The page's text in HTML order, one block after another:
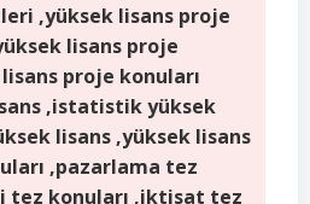
,yüksek lisans proje
lisans proje
proje konuları
,istatistik yüksek
lisans ,yüksek lisans
,pazarlama tez
tez konuları ,iktisat tez